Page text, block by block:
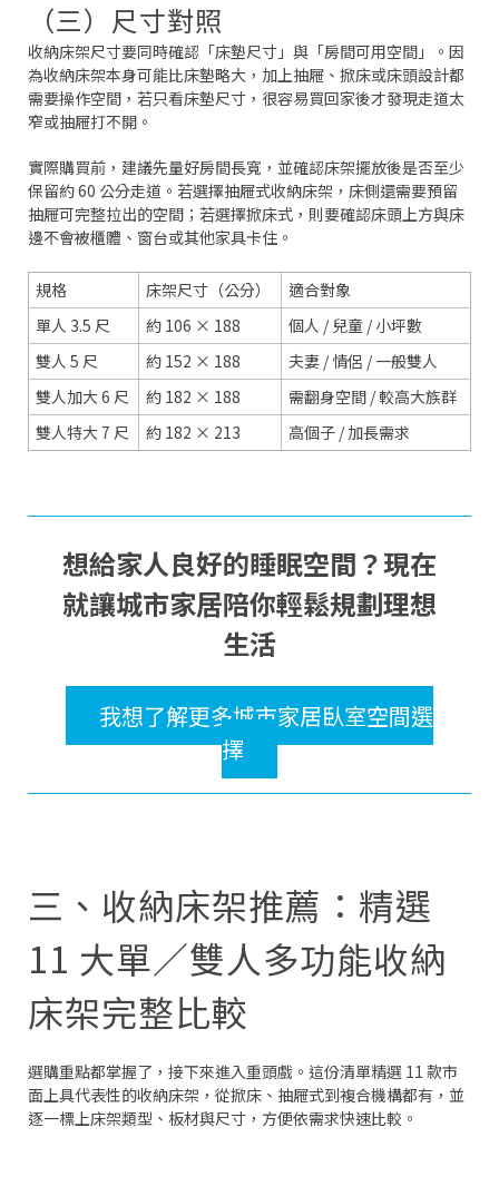
（三）尺寸對照
收納床架尺寸要同時確認「床墊尺寸」與「房間可用空間」。因
為收納床架本身可能比床墊略大，加上抽屜、掀床或床頭設計都
需要操作空間，若只看床墊尺寸，很容易買回家後才發現走道太
窄或抽屜打不開。
實際購買前，建議先量好房間長寬，並確認床架擺放後是否至少
保留約 60 公分走道。若選擇抽屜式收納床架，床側還需要預留
抽屜可完整拉出的空間；若選擇掀床式，則要確認床頭上方與床
邊不會被櫃體、窗台或其他家具卡住。
規格 床架尺寸（公分）
適合對象
單人 3.5 尺
約 106 × 188
個人 / 兒童 / 小坪數
雙人 5 尺
約 152 × 188
夫妻 / 情侶 / 一般雙人
雙人加大 6 尺
約 182 × 188
需翻身空間 / 較高大族群
雙人特大 7 尺
約 182 × 213 高個子 / 加長需求
想給家人良好的睡眠空間？現在
就讓城市家居陪你輕鬆規劃理想
生活
我想了解更多城市家居臥室空間選
擇
三、收納床架推薦：精選
11 大單／雙人多功能收納
床架完整比較
選購重點都掌握了，接下來進入重頭戲。這份清單精選 11 款市
面上具代表性的收納床架，從掀床、抽屜式到複合機構都有，並
逐一標上床架類型、板材與尺寸，方便依需求快速比較。